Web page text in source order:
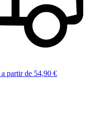
a partir de 54,90 €